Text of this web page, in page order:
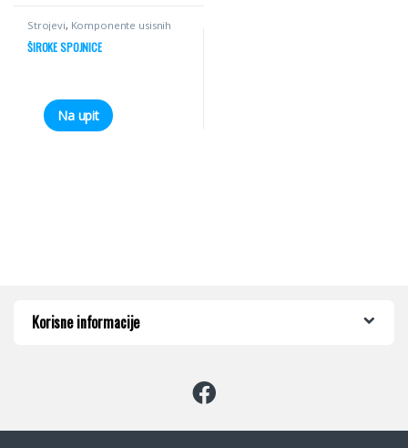
Strojevi, Komponente usisnih
sistema
ŠIROKE SPOJNICE
Na upit
Korisne informacije